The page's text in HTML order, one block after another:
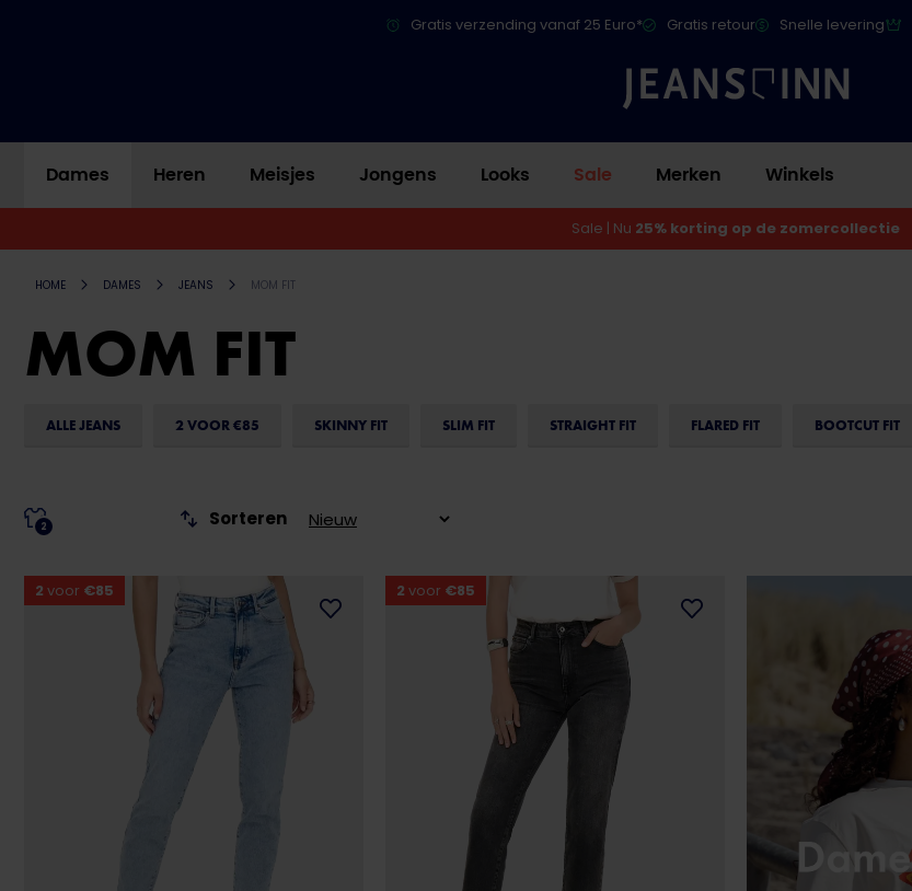
Gratis verzending vanaf 25 Euro* Gratis retour Snelle levering
Dames Heren Meisjes Jongens Looks Sale Merken Winkels
Sale | Nu 25% korting op de zomercollectie
HOME DAMES JEANS MOM FIT
MOM FIT
ALLE JEANS 2 VOOR €85 SKINNY FIT SLIM FIT STRAIGHT FIT FLARED FIT BOOTCUT FIT
2 Sorteren
2 voor €85 2 voor €85